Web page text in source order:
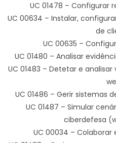
UC 01478 – Configurar
UC 00634 – Instalar,
de
UC 00635 –
UC 01480 – Analisar
UC 01483 – Detetar e
UC 01486 – Gerir sistemas
UC 01487 – Simular
ciberdefesa
UC 00034 –